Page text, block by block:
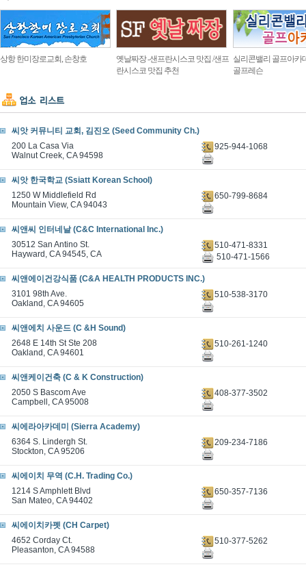
상항 한미장로교회, 손창호
옛날짜장 -샌프란시스코 맛집 /샌프
란시스코 맛집 추천
실리콘밸리 골프아카
골프레슨
씨앗 커뮤니티 교회, 김진오 (Seed Community Ch.)
200 La Casa Via
Walnut Creek, CA 94598
925-944-1068
씨앗 한국학교 (Ssiatt Korean School)
1250 W Middlefield Rd
Mountain View, CA 94043
650-799-8684
씨앤씨 인터네날 (C&C International Inc.)
30512 San Antino St.
Hayward, CA 94545, CA
510-471-8331
510-471-1566
씨앤에이건강식품 (C&A HEALTH PRODUCTS INC.)
3101 98th Ave.
Oakland, CA 94605
510-538-3170
씨앤에치 사운드 (C &H Sound)
2648 E 14th St Ste 208
Oakland, CA 94601
510-261-1240
씨앤케이건축 (C & K Construction)
2050 S Bascom Ave
Campbell, CA 95008
408-377-3502
씨에라아카데미 (Sierra Academy)
6364 S. Lindergh St.
Stockton, CA 95206
209-234-7186
씨에이치 무역 (C.H. Trading Co.)
1214 S Amphlett Blvd
San Mateo, CA 94402
650-357-7136
씨에이치카펫 (CH Carpet)
4652 Corday Ct.
Pleasanton, CA 94588
510-377-5262